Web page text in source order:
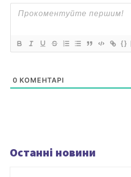
{}
0 КОМЕНТАРІ
Останні новини